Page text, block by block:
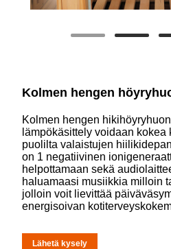
Kolmen hengen
Kolmen hengen
lämpökäsittely voidaan
puolilta valaistujen
on 1 negatiivinen
helpottamaan sekä
haluamaasi musiikkia milloin
jolloin voit lievittää
energisoivan
Lähetä kysely